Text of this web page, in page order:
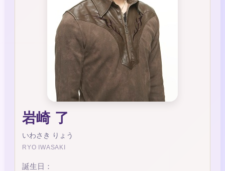
岩崎 了
いわさき りょう
RYO IWASAKI
誕生日：